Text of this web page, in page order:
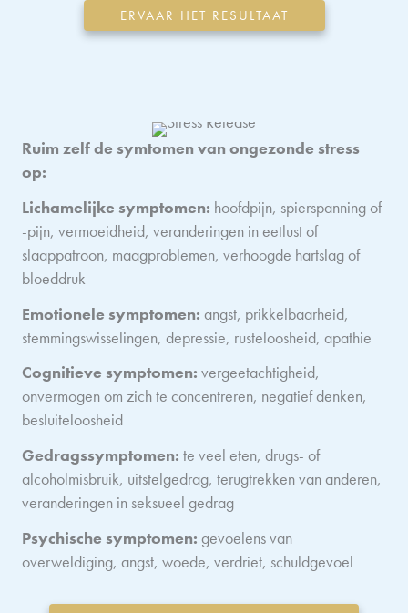
ERVAAR HET RESULTAAT
Ruim zelf de symtomen van ongezonde stress
op:
Lichamelijke symptomen: hoofdpijn, spierspanning of
-pijn, vermoeidheid, veranderingen in eetlust of
slaappatroon, maagproblemen, verhoogde hartslag of
bloeddruk
Emotionele symptomen: angst, prikkelbaarheid,
stemmingswisselingen, depressie, rusteloosheid, apathie
Cognitieve symptomen: vergeetachtigheid,
onvermogen om zich te concentreren, negatief denken,
besluiteloosheid
Gedragssymptomen: te veel eten, drugs- of
alcoholmisbruik, uitstelgedrag, terugtrekken van anderen,
veranderingen in seksueel gedrag
Psychische symptomen: gevoelens van
overweldiging, angst, woede, verdriet, schuldgevoel